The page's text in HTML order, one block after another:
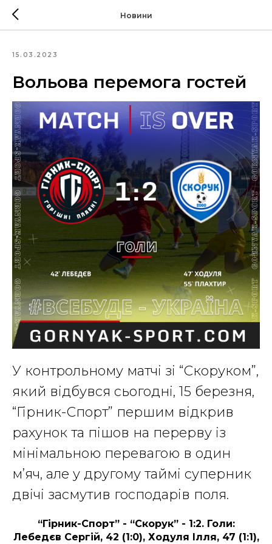
Новини
15.03.2023
Вольова перемога гостей
У контрольному матчі зі “Скоруком”,
який відбувся сьогодні, 15 березня,
“Гірник-Спорт” першим відкрив
рахунок та пішов на перерву із
мінімальною перевагою в один
м’яч, але у другому таймі суперник
двічі засмутив господарів поля.
“Гірник-Спорт” - “Скорук” - 1:2. Голи:
Лебедєв Сергій, 42 (1:0), Ходуля Ілля, 47 (1:1),